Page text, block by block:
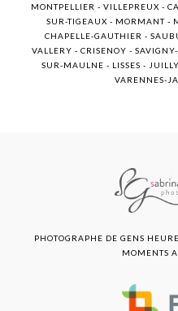
MONTPELLIER - VILLEPREUX -
SUR-TIGEAUX - MORMANT -
CHAPELLE-GAUTHIER -
VALLERY - CRISENOY -
SUR-MAULNE - LISSES -
VARENNES-
PHOTOGRAPHE DE GENS
MOMENTS